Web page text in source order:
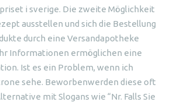
i sverige. Die zweite Möglichkeit
ausstellen und sich die Bestellung
durch eine Versandapotheke
Informationen ermöglichen eine
Ist es ein Problem, wenn ich
sehe. Beworbenwerden diese oft
mit Slogans wie “Nr. Falls Sie